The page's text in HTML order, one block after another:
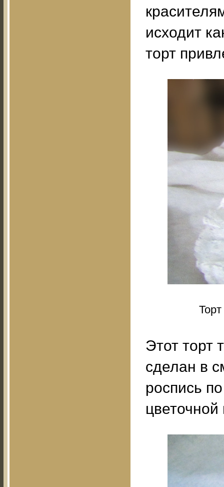
исходит
торт
Этот торт
сделан в
роспись
цветочной